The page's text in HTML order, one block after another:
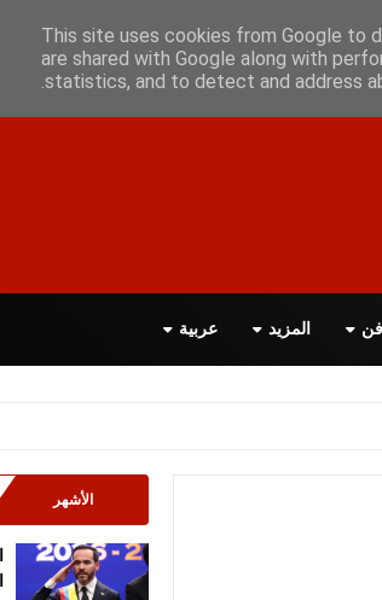
المزيد عربية
الأشهر
This site uses cookies from Google to
are shared with Google along with
statistics, and to detect and address